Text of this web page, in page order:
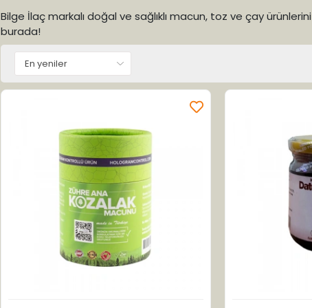
Bilge İlaç markalı doğal ve sağlıklı macun, toz ve çay
burada!